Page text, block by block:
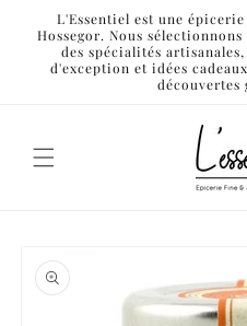
passer
au
contenu
L'Essentiel est une
Hossegor. Nous
des spécialités
d'exception et idées
découvertes
informations
produits